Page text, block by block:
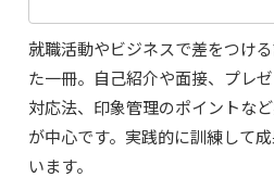
就職活動やビジネスで差をつけ
た一冊。自己紹介や面接、プレ
対応法、印象管理のポイントな
が中心です。実践的に訓練して
います。